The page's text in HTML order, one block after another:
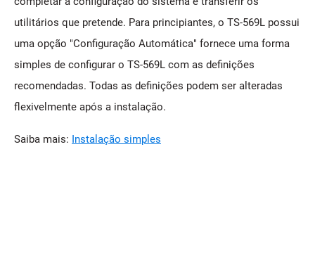
utilitários que pretende. Para principiantes, o TS-569L possui
uma opção "Configuração Automática" fornece uma forma
simples de configurar o TS-569L com as definições
recomendadas. Todas as definições podem ser alteradas
flexivelmente após a instalação.
Saiba mais: Instalação simples